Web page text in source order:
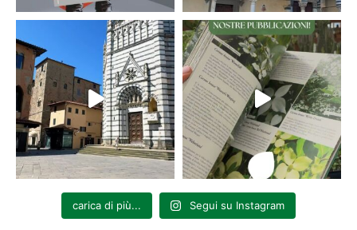
carica di più... Segui su Instagram